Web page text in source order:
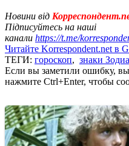
Новини від
Підписуйтесь на наші
канали https://t.me/
Читайте Korrespondent.net в
ТЕГИ: гороскоп, знаки
Если вы заметили ошибку,
нажмите Ctrl+Enter, чтобы